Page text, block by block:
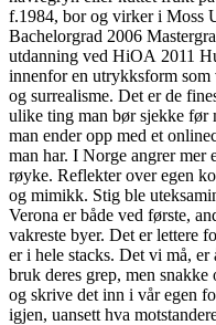
f.1984, bor og virker i Moss
Bachelorgrad 2006
utdanning ved HiOA 2011
innenfor en utrykksform som
og surrealisme. Det er de
ulike ting man bør sjekke før
man ender opp med et
man har. I Norge angrer mer
røyke. Reflekter over egen
og mimikk. Stig ble
Verona er både ved første,
vakreste byer. Det er lettere
er i hele stacks. Det vi må, er
bruk deres grep, men snakke
og skrive det inn i vår egen
igjen, uansett hva